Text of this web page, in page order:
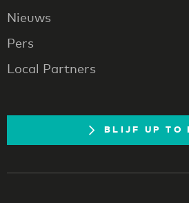
Nieuws
Pers
Local Partners
BLIJF UP TO